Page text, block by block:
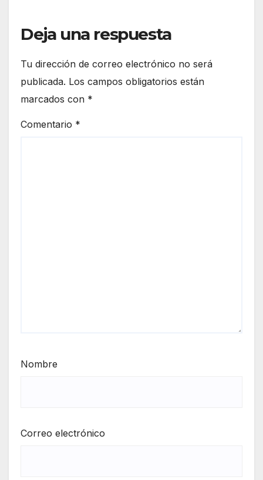
Deja una respuesta
Tu dirección de correo electrónico no será
publicada. Los campos obligatorios están
marcados con *
Comentario *
Nombre
Correo electrónico